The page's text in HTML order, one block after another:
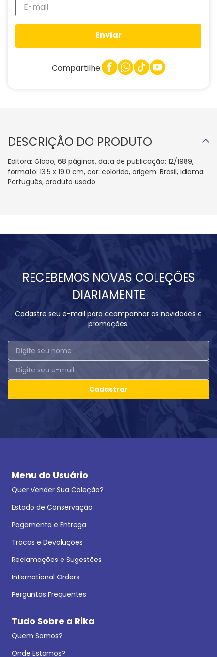
Enviar
Compartilhe:
DESCRIÇÃO DO PRODUTO
Editora: Globo, 68 páginas, data de publicação: 12/1989,
formato: 13.5 x 19.0 cm, cor: colorido, origem: Brasil, idioma:
Português, produto usado
RECEBEMOS NOVAS COLEÇÕES
DIARIAMENTE
Cadastre seu e-mail para acompanhar as novidades e
promoções.
Cadastrar
Menu do Usuário
Quer Vender Sua Coleção?
Estado de Conservação
Pagamento e Entrega
Trocas e Devoluções
Reclamações e Sugestões
International Orders
Perguntas Frequentes
Tudo Sobre a Rika
Quem Somos?
Onde Estamos?